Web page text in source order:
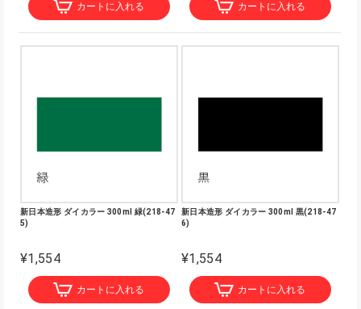
カートに入れる カートに入れる
新日本造形 ダイカラー 300ml 緑(218-47
5)
¥1,554
カートに入れる
新日本造形 ダイカラー 300ml 黒(218-47
6)
¥1,554
カートに入れる